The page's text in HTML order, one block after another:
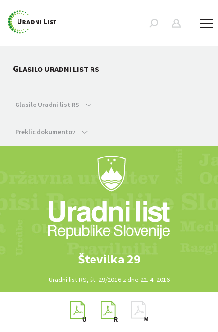
GLASILO URADNI LIST RS
Glasilo Uradni list RS
Preklic dokumentov
Številka 29
Uradni list RS, št. 29/2016 z dne 22. 4. 2016